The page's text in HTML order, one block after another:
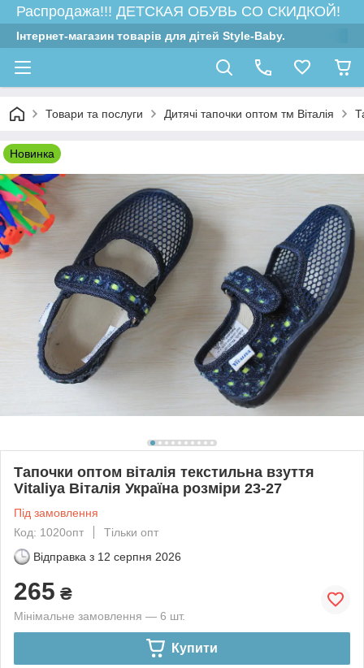
Распродажа!!! ДЕТСКАЯ ОБУВЬ СО СКИДКОЙ!
Інтернет-магазин товарів для дітей Style-Baby.
Товари та послуги Дитячі тапочки оптом тм Віталія
Новинка
Тапочки оптом віталія текстильна взуття
Vitaliya Віталія Україна розміри 23-27
Під замовлення
Код: 1020опт
Тільки опт
Відправка з 12 серпня 2026
265 ₴
Мінімальне замовлення — 6 шт.
Купити